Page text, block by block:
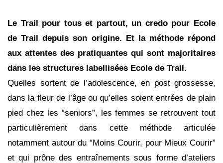
Le Trail pour tous et partout, un credo pour Ecole
de Trail depuis son origine. Et la méthode répond
aux attentes des pratiquantes qui sont majoritaires
dans les structures labellisées Ecole de Trail.
Quelles sortent de l’adolescence, en post grossesse,
dans la fleur de l’âge ou qu’elles soient entrées de plain
pied chez les “seniors”, les femmes se retrouvent tout
particulièrement dans cette méthode articulée
notamment autour du “Moins Courir, pour Mieux Courir”
et qui prône des entraînements sous forme d’ateliers